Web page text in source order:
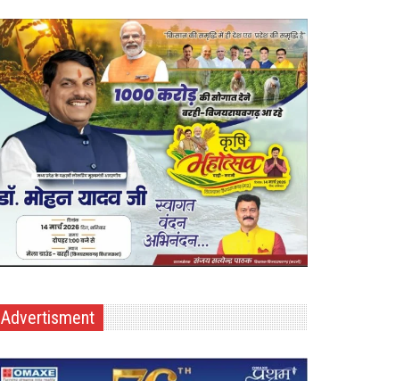
Advertisment